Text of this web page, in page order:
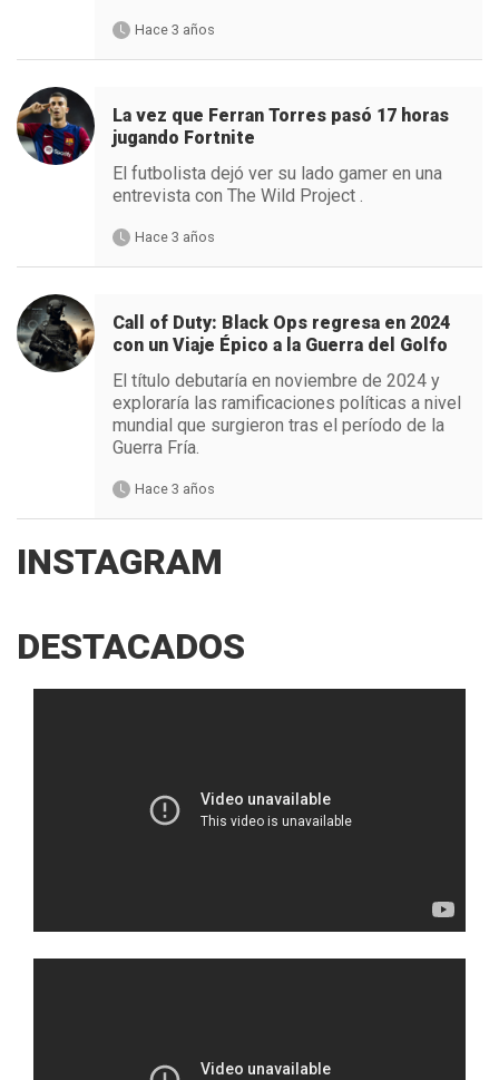
Hace 3 años
La vez que Ferran Torres pasó 17 horas
jugando Fortnite
El futbolista dejó ver su lado gamer en una
entrevista con The Wild Project .
Hace 3 años
Call of Duty: Black Ops regresa en 2024
con un Viaje Épico a la Guerra del Golfo
El título debutaría en noviembre de 2024 y
exploraría las ramificaciones políticas a nivel
mundial que surgieron tras el período de la
Guerra Fría.
Hace 3 años
INSTAGRAM
DESTACADOS